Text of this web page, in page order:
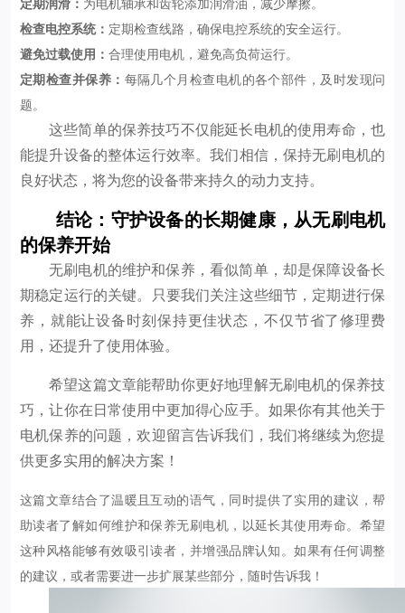
检查电控系统： 定期检查线路，确保电控系统的安全运行。
避免过载使用： 合理使用电机，避免高负荷运行。
定期检查并保养： 每隔几个月检查电机的各个部件，及时发现问
题。
这些简单的保养技巧不仅能延长电机的使用寿命，也
能提升设备的整体运行效率。我们相信，保持无刷电机的
良好状态，将为您的设备带来持久的动力支持。
结论：守护设备的长期健康，从无刷电机
的保养开始
无刷电机的维护和保养，看似简单，却是保障设备长
期稳定运行的关键。只要我们关注这些细节，定期进行保
养，就能让设备时刻保持更佳状态，不仅节省了修理费
用，还提升了使用体验。
希望这篇文章能帮助你更好地理解无刷电机的保养技
巧，让你在日常使用中更加得心应手。如果你有其他关于
电机保养的问题，欢迎留言告诉我们，我们将继续为您提
供更多实用的解决方案！
这篇文章结合了温暖且互动的语气，同时提供了实用的建议，帮
助读者了解如何维护和保养无刷电机，以延长其使用寿命。希望
这种风格能够有效吸引读者，并增强品牌认知。如果有任何调整
的建议，或者需要进一步扩展某些部分，随时告诉我！